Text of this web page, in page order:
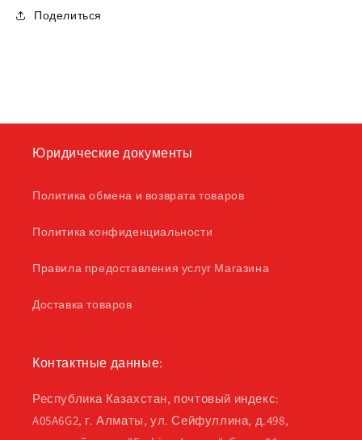
Поделиться
Юридические документы
Политика обмена и возврата товаров
Политика конфиденциальности
Правила предоставления услуг Магазина
Доставка товаров
Контактные данные:
Республика Казахстан, почтовый индекс:
A05A6G2, г. Алматы, ул. Сейфуллина, д.498,